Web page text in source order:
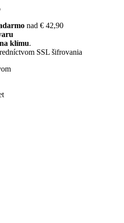
nad € 42,90
klímu.
SSL šifrovania